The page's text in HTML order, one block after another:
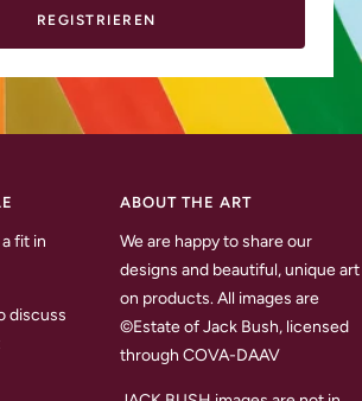
REGISTRIEREN
fit in
discuss
ABOUT THE ART
We are happy to share our
designs and beautiful, unique art
on products. All images are
©Estate of Jack Bush, licensed
through COVA-DAAV